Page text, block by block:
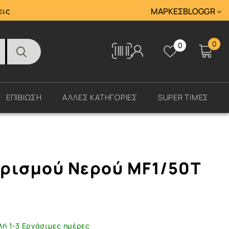
Tracking ΜΆΡΚΕΣBLOGGR
Tracking 0 0
ΕΠΙΒΙΩΣΗ ΑΛΛΕΣ ΚΑΤΗΓΟΡΙΕΣ SUPER ΤΙΜΕΣ
Νερού MF1/50T
1-3 Εργάσιμες ημέρες